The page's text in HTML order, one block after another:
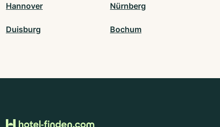
Hannover Nürnberg
Duisburg Bochum